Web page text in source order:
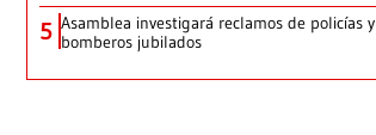
5 Asamblea investigará reclamos de policías y
bomberos jubilados